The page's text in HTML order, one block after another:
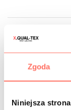
Zgoda
Niniejsza
KOSZTY WYSYŁKI
OPIS
Zjawiskowa